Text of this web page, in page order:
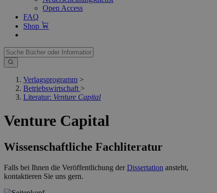
Open Access
FAQ
Shop
Verlagsprogramm >
Betriebswirtschaft >
Literatur: Venture Capital
Venture Capital
Wissenschaftliche Fachliteratur
Falls bei Ihnen die Veröffentlichung derDissertation ansteht,
kontaktieren Sie uns gern.